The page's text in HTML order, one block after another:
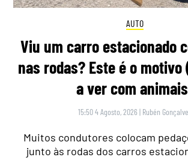
AUTO
Viu um carro estacionado
nas rodas? Este é o motivo
a ver com
15:50 4 Agosto, 2026 | Rubén
Muitos condutores colocam
junto às rodas dos carros